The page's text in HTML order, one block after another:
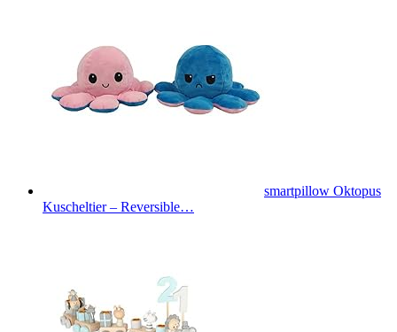
smartpillow Oktopus
Kuscheltier – Reversible…